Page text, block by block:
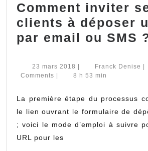
Comment inviter
clients à déposer
par email ou SMS
23 mars 2018 23
mars
Franck Denise
Comments
8 h 53 min
La première étape du processus
le lien ouvrant le formulaire de
; voici le mode d’emploi à suivre
URL pour les